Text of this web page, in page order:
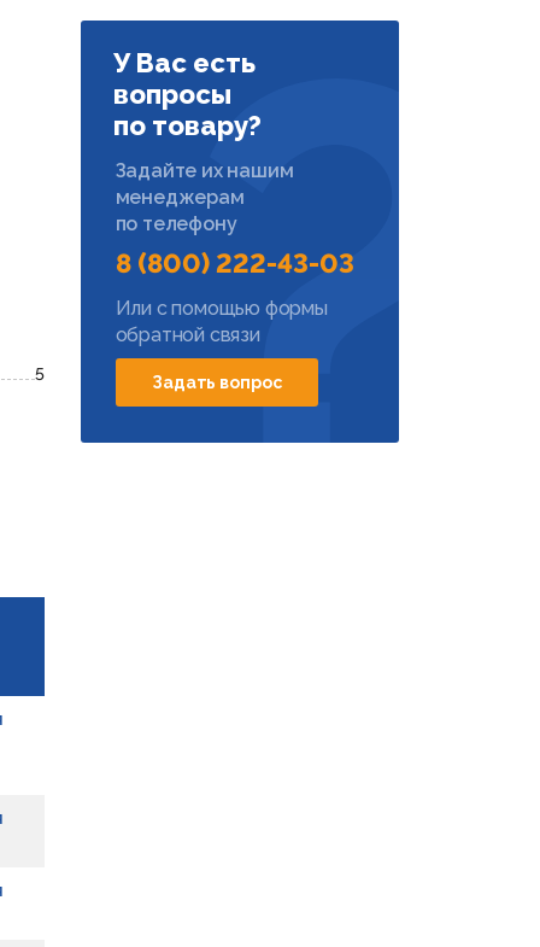
5
У Вас есть
вопросы
по товару?
Задайте их нашим
менеджерам
по телефону
8 (800) 222-43-03
Или с помощью формы
обратной связи
Задать вопрос